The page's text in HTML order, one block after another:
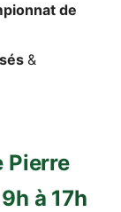
de
&
Pierre
à 17h